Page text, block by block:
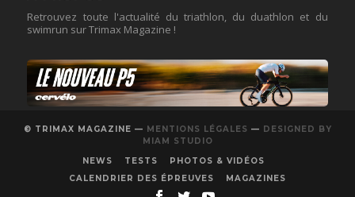
Retrouvez toute l'actualité du triathlon, du duathlon et du
swimrun sur Trimax Magazine !
© TRIMAX MAGAZINE — MENTIONS LÉGALES — DESIGNED BY
MIAM STUDIO
NEWS
TESTS
PHOTOS & VIDÉOS
CALENDRIER DES ÉPREUVES
MAGAZINES